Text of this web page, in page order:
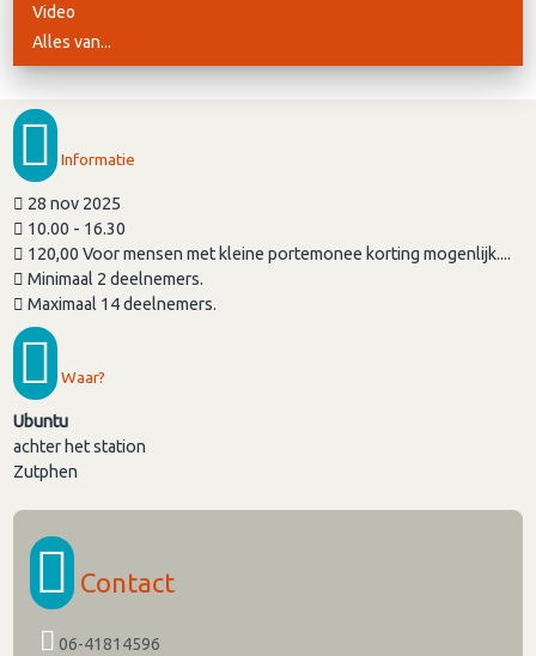
Video
Alles van...
Informatie
28 nov 2025
10.00 - 16.30
120,00 Voor mensen met kleine portemonee korting mogenlijk....
Minimaal 2 deelnemers.
Maximaal 14 deelnemers.
Waar?
Ubuntu
achter het station
Zutphen
Contact
06-41814596